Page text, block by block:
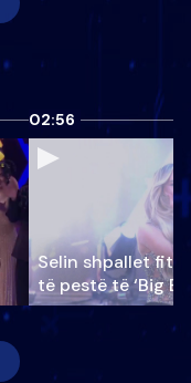
02:56
Selin shpallet
të pestë të ‘Big